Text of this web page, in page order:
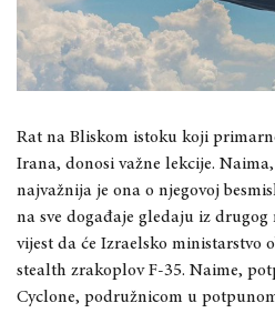
Rat na Bliskom istoku koji
Irana, donosi važne lekcije.
najvažnija je ona o njegovoj
na sve događaje gledaju iz drugog
vijest da će Izraelsko ministarstvo
stealth zrakoplov F-35. Naime,
Cyclone, podružnicom u